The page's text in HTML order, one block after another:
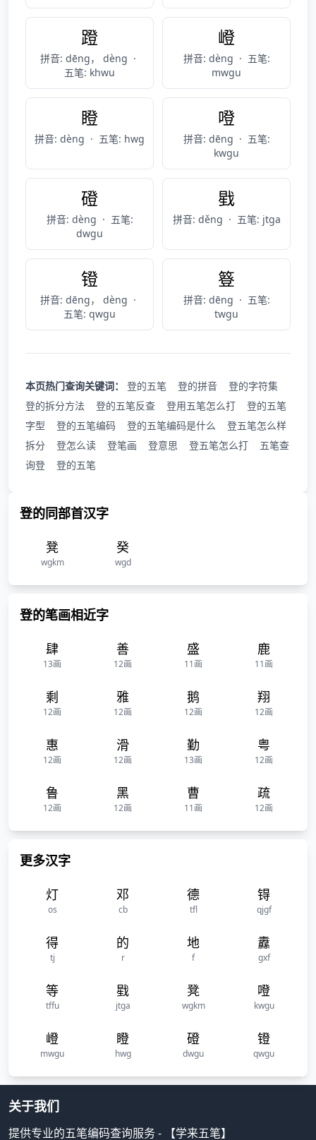
蹬
拼音: dēng， dèng ·
五笔: khwu
嶝
拼音: dèng · 五笔:
mwgu
瞪
拼音: dèng · 五笔: hwg
噔
拼音: dēng · 五笔:
kwgu
磴
拼音: dèng · 五笔:
dwgu
戥
拼音: děng · 五笔: jtga
镫
拼音: dēng， dèng ·
五笔: qwgu
簦
拼音: dēng · 五笔:
twgu
本页热门查询关键词： 登的五笔 登的拼音
登的字符集
登的拆分方法
登的五笔反查 登用五笔怎么打
登的五笔
字型
登的五笔编码 登的五笔编码是什么
登五笔怎么样
拆分
登怎么读 登笔画 登意思 登五笔怎么打
五笔查
询登
登的五笔
登的同部首汉字
凳
wgkm
癸
wgd
登的笔画相近字
肆
13画
善
12画
盛
11画
鹿
11画
剩
12画
雅
12画
鹅
12画
翔
12画
惠
12画
滑
12画
勤
13画
粤
12画
鲁
12画
黑
12画
曹
11画
疏
12画
更多汉字
灯
os
邓
cb
德
tfl
锝
qjgf
得
tj
的
r
地
f
纛
gxf
等
tffu
戥
jtga
凳
wgkm
噔
kwgu
嶝
mwgu
瞪
hwg
磴
dwgu
镫
qwgu
关于我们
提供专业的五笔编码查询服务 - 【学来五笔】